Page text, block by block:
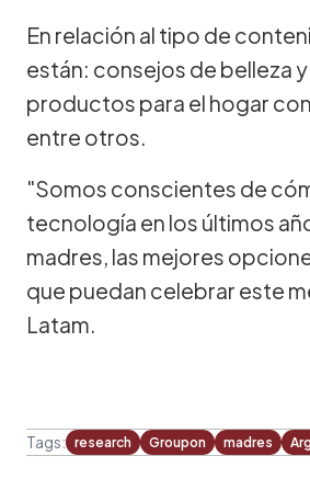
En relación al tipo de
están: consejos de belleza
productos para el hogar
entre otros.
"Somos conscientes de
tecnología en los últimos
madres, las mejores
que puedan celebrar este
Latam.
Tags: research Groupon madres